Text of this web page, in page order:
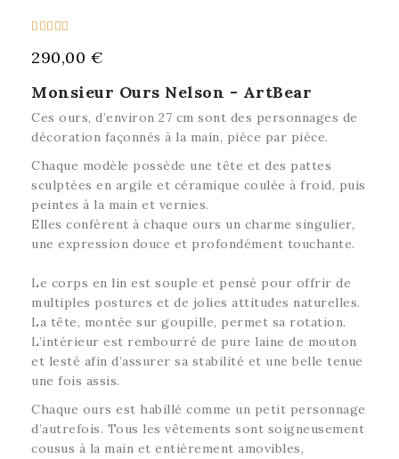
    
290,00 €
Monsieur Ours Nelson - ArtBear
Ces ours, d’environ 27 cm sont des personnages de
décoration façonnés à la main, pièce par pièce.
Chaque modèle possède une tête et des pattes
sculptées en argile et céramique coulée à froid, puis
peintes à la main et vernies.
Elles confèrent à chaque ours un charme singulier,
une expression douce et profondément touchante.
Le corps en lin est souple et pensé pour offrir de
multiples postures et de jolies attitudes naturelles.
La tête, montée sur goupille, permet sa rotation.
L’intérieur est rembourré de pure laine de mouton
et lesté afin d’assurer sa stabilité et une belle tenue
une fois assis.
Chaque ours est habillé comme un petit personnage
d’autrefois. Tous les vêtements sont soigneusement
cousus à la main et entièrement amovibles,